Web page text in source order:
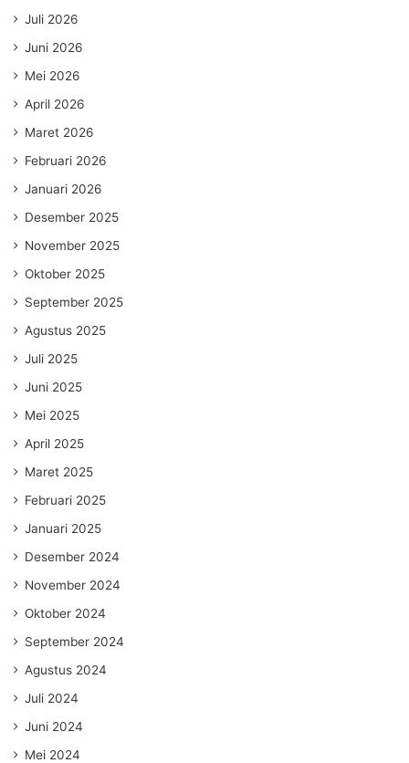
Juli 2026
Juni 2026
Mei 2026
April 2026
Maret 2026
Februari 2026
Januari 2026
Desember 2025
November 2025
Oktober 2025
September 2025
Agustus 2025
Juli 2025
Juni 2025
Mei 2025
April 2025
Maret 2025
Februari 2025
Januari 2025
Desember 2024
November 2024
Oktober 2024
September 2024
Agustus 2024
Juli 2024
Juni 2024
Mei 2024